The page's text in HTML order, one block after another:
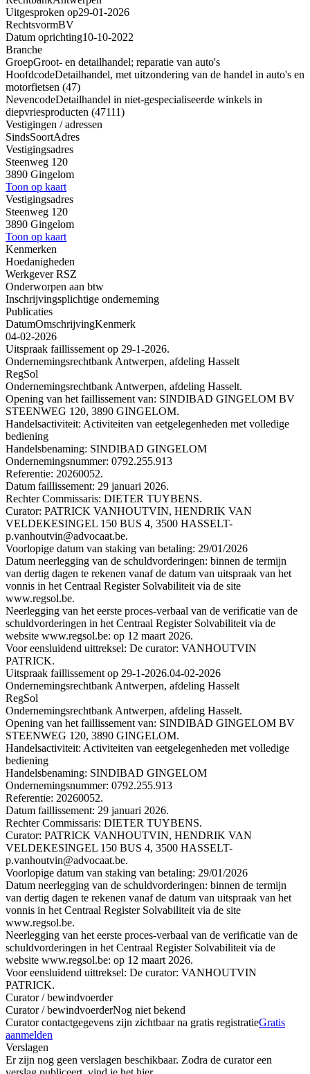
Uitgesproken op29-01-2026
RechtsvormBV
Datum oprichting10-10-2022
Branche
GroepGroot- en detailhandel; reparatie van auto's
HoofdcodeDetailhandel, met uitzondering van de handel in auto's en
motorfietsen (47)
NevencodeDetailhandel in niet-gespecialiseerde winkels in
diepvriesproducten (47111)
Vestigingen / adressen
SindsSoortAdres
Vestigingsadres
Steenweg 120
3890 Gingelom
Toon op kaart
Vestigingsadres
Steenweg 120
3890 Gingelom
Toon op kaart
Kenmerken
Hoedanigheden
Werkgever RSZ
Onderworpen aan btw
Inschrijvingsplichtige onderneming
Publicaties
DatumOmschrijvingKenmerk
04-02-2026
Uitspraak faillissement op 29-1-2026.
Ondernemingsrechtbank Antwerpen, afdeling Hasselt
RegSol
Ondernemingsrechtbank Antwerpen, afdeling Hasselt.
Opening van het faillissement van: SINDIBAD GINGELOM BV
STEENWEG 120, 3890 GINGELOM.
Handelsactiviteit: Activiteiten van eetgelegenheden met volledige
bediening
Handelsbenaming: SINDIBAD GINGELOM
Ondernemingsnummer: 0792.255.913
Referentie: 20260052.
Datum faillissement: 29 januari 2026.
Rechter Commissaris: DIETER TUYBENS.
Curator: PATRICK VANHOUTVIN, HENDRIK VAN
VELDEKESINGEL 150 BUS 4, 3500 HASSELT-
p.vanhoutvin@advocaat.be.
Voorlopige datum van staking van betaling: 29/01/2026
Datum neerlegging van de schuldvorderingen: binnen de termijn
van dertig dagen te rekenen vanaf de datum van uitspraak van het
vonnis in het Centraal Register Solvabiliteit via de site
www.regsol.be.
Neerlegging van het eerste proces-verbaal van de verificatie van de
schuldvorderingen in het Centraal Register Solvabiliteit via de
website www.regsol.be: op 12 maart 2026.
Voor eensluidend uittreksel: De curator: VANHOUTVIN
PATRICK.
Uitspraak faillissement op 29-1-2026.04-02-2026
Ondernemingsrechtbank Antwerpen, afdeling Hasselt
RegSol
Ondernemingsrechtbank Antwerpen, afdeling Hasselt.
Opening van het faillissement van: SINDIBAD GINGELOM BV
STEENWEG 120, 3890 GINGELOM.
Handelsactiviteit: Activiteiten van eetgelegenheden met volledige
bediening
Handelsbenaming: SINDIBAD GINGELOM
Ondernemingsnummer: 0792.255.913
Referentie: 20260052.
Datum faillissement: 29 januari 2026.
Rechter Commissaris: DIETER TUYBENS.
Curator: PATRICK VANHOUTVIN, HENDRIK VAN
VELDEKESINGEL 150 BUS 4, 3500 HASSELT-
p.vanhoutvin@advocaat.be.
Voorlopige datum van staking van betaling: 29/01/2026
Datum neerlegging van de schuldvorderingen: binnen de termijn
van dertig dagen te rekenen vanaf de datum van uitspraak van het
vonnis in het Centraal Register Solvabiliteit via de site
www.regsol.be.
Neerlegging van het eerste proces-verbaal van de verificatie van de
schuldvorderingen in het Centraal Register Solvabiliteit via de
website www.regsol.be: op 12 maart 2026.
Voor eensluidend uittreksel: De curator: VANHOUTVIN
PATRICK.
Curator / bewindvoerder
Curator / bewindvoerderNog niet bekend
Curator contactgegevens zijn zichtbaar na gratis registratieGratis
aanmelden
Verslagen
Er zijn nog geen verslagen beschikbaar. Zodra de curator een